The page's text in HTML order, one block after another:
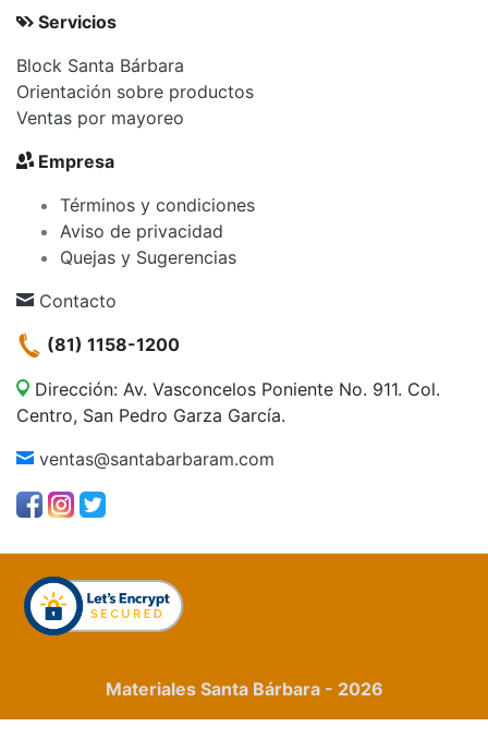
Servicios
Block Santa Bárbara
Orientación sobre productos
Ventas por mayoreo
Empresa
Términos y condiciones
Aviso de privacidad
Quejas y Sugerencias
Contacto
(81) 1158-1200
Dirección: Av. Vasconcelos Poniente No. 911. Col.
Centro, San Pedro Garza García.
ventas@santabarbaram.com
Materiales Santa Bárbara - 2026